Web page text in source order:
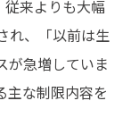
従来よりも大幅
れ、「以前は生
が急増していま
主な制限内容を